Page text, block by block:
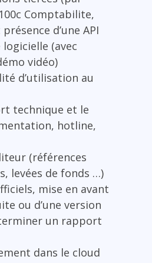
Comptabilite,
d’une API
(avec
vidéo)
d’utilisation au
technique et le
hotline,
(références
levées de fonds …)
mise en avant
ou d’une version
un rapport
dans le cloud